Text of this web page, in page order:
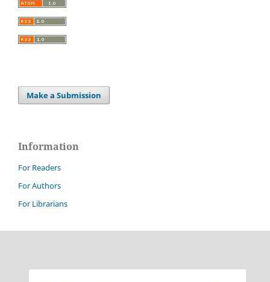
Make a Submission
Information
For Readers
For Authors
For Librarians